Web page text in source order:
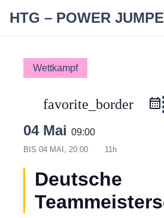
HTG – POWER
Wettkampf
favorite_border
04 Mai 09:00
BIS 04 MAI, 20:00 11h
Deutsche